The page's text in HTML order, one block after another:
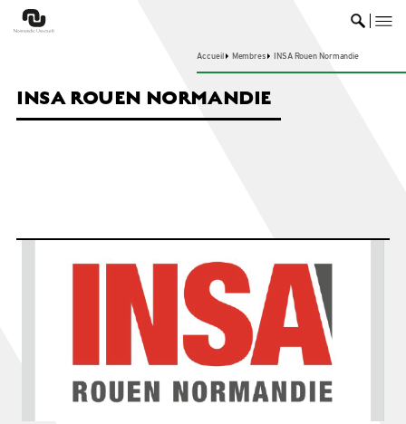
Accueil Membres INSA Rouen Normandie
INSA ROUEN NORMANDIE